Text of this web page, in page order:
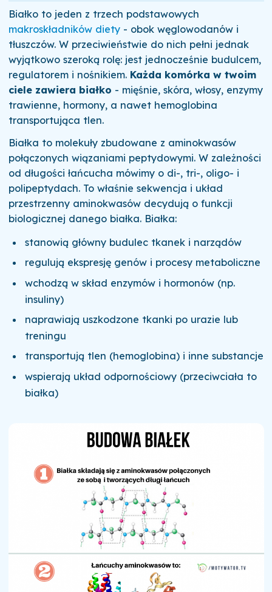
Białko to jeden z trzech podstawowych
makroskładników diety- obok węglowodanów i
tłuszczów. W przeciwieństwie do nich pełni jednak
wyjątkowo szeroką rolę: jest jednocześnie budulcem,
regulatorem i nośnikiem. Każda komórka w twoim
ciele zawiera białko - mięśnie, skóra, włosy, enzymy
trawienne, hormony, a nawet hemoglobina
transportująca tlen.
Białka to molekuły zbudowane z aminokwasów
połączonych wiązaniami peptydowymi. W zależności
od długości łańcucha mówimy o di-, tri-, oligo- i
polipeptydach. To właśnie sekwencja i układ
przestrzenny aminokwasów decydują o funkcji
biologicznej danego białka. Białka:
stanowią główny budulec tkanek i narządów
regulują ekspresję genów i procesy metaboliczne
wchodzą w skład enzymów i hormonów (np.
insuliny)
naprawiają uszkodzone tkanki po urazie lub
treningu
transportują tlen (hemoglobina) i inne substancje
wspierają układ odpornościowy (przeciwciała to
białka)